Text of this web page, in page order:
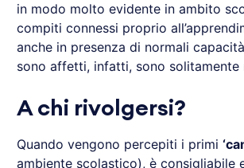
in modo molto evidente in ambito
compiti connessi proprio
anche in presenza di normali
sono affetti, infatti, sono
A chi rivolgersi?
Quando vengono percepiti i primi
ambiente scolastico), è consigliabile